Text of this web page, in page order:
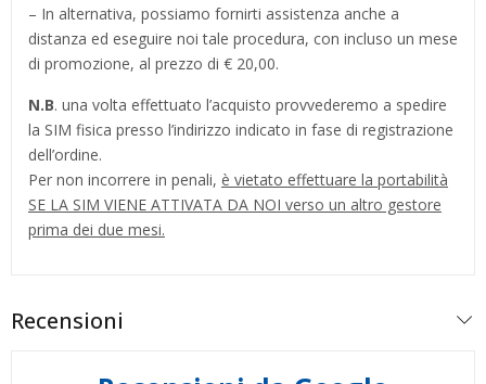
– In alternativa, possiamo fornirti assistenza anche a
distanza ed eseguire noi tale procedura, con incluso un mese
di promozione, al prezzo di € 20,00.
N.B. una volta effettuato l’acquisto provvederemo a spedire
la SIM fisica presso l’indirizzo indicato in fase di registrazione
dell’ordine.
Per non incorrere in penali, è vietato effettuare la portabilità
SE LA SIM VIENE ATTIVATA DA NOI verso un altro gestore
prima dei due mesi.
Recensioni